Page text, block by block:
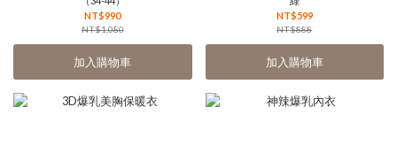
NT$990
NT$1,080
加入購物車
NT$599
NT$888
加入購物車